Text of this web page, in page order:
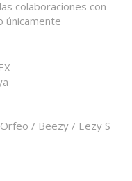
colaboraciones con
únicamente
/ Beezy / Eezy S